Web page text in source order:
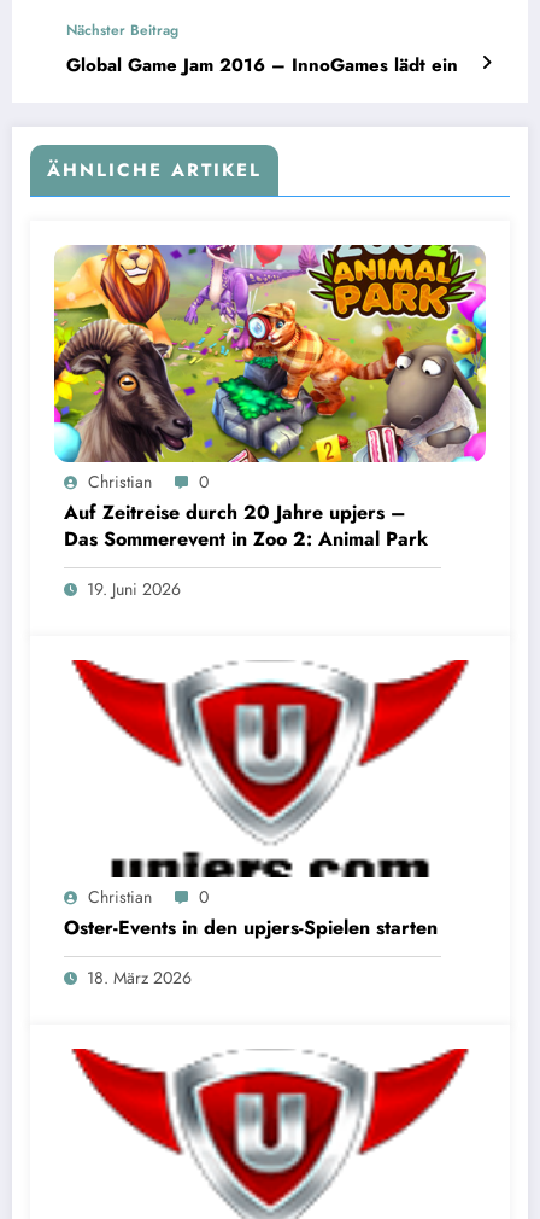
Nächster Beitrag
Global Game Jam 2016 – InnoGames lädt ein
ÄHNLICHE ARTIKEL
Christian 0
Auf Zeitreise durch 20 Jahre upjers –
Das Sommerevent in Zoo 2: Animal Park
19. Juni 2026
Christian 0
Oster-Events in den upjers-Spielen starten
18. März 2026